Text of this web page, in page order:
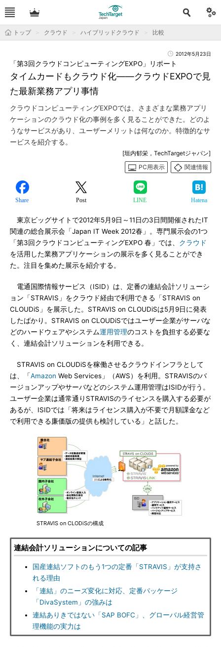
トップ クラウド ハイブリッドクラウド 比較
2012年5月23日
タイムカードもクラウド化――クラウドEXPOで見
た最新業務アプリ事情
「第3回クラウドコンピューティングEXPO」リポート
クラウドコンピューティングEXPOでは、さまざまな業務アプリ
ケーションのクラウド化の事例を多く見ることができた。どのよ
うなサービスがあり、ユーザーメリットは何なのか。特徴的なサ
ービスを紹介する。
[垣内郁栄，TechTargetジャパン]
PC用表示
関連情報
Share Post LINE Hatena
東京ビッグサイトで2012年5月9日～11日の3日間開催されたIT
関連の総合展示会「Japan IT Week 2012春」。専門展示会の1つ
「第3回クラウドコンピューティングEXPO 春」では、 クラウド
を活用した業務アプリケーションの展示を多く見ることができ
た。注目を集めた展示を紹介する。
電通国際情報サービス（ISID）は、定番の連結会計ソリューシ
ョン「STRAVIS」をクラウド経由で利用できる「STRAVIS on
CLOUDiS」を展示した。STRAVIS on CLOUDiSは5月9日に発表
したばかり。STRAVIS on CLOUDiSではユーザー企業がサーバな
どのハードウェアやシステム運用管理のコストを負担する必要な
く、連結会計ソリューションを利用できる。
STRAVIS on CLOUDiSを稼働させるクラウドインフラとして
は、「Amazon Web Services」（AWS）を利用。STRAVISのバ
ージョンアップやサーバなどのシステム運用管理はISIDが行う。
ユーザー企業は通常通りSTRAVISのライセンスを購入する必要が
あるが、ISIDでは「将来はライセンス購入が不要で月額課金など
で利用できる廉価版の提供も検討している」と話した。
STRAVIS on CLODiSの構成
連結会計ソリューションについての記事
国産連結ソフトのもう1つの定番「STRAVIS」が支持さ
れる理由
「連結」のニーズ変化に対応、定番パッケージ
「DivaSystem」の強みは
連結ありきではない「SAP BOFC」、グローバル経営管
理機能の実力は